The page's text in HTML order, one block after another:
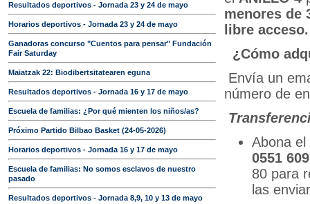
Resultados deportivos - Jornada 23 y 24 de mayo
Horarios deportivos - Jornada 23 y 24 de mayo
Ganadoras concurso "Cuentos para pensar" Fundación
Fair Saturday
Maiatzak 22: Biodibertsitatearen eguna
Resultados deportivos - Jornada 16 y 17 de mayo
Escuela de familias: ¿Por qué mienten los niños/as?
Próximo Partido Bilbao Basket (24-05-2026)
Horarios deportivos - Jornada 16 y 17 de mayo
Escuela de familias: No somos esclavos de nuestro
pasado
Resultados deportivos - Jornada 8,9, 10 y 13 de mayo
menores de
libre acceso.
¿Cómo
Envía un
número de
Abona
0551
80 para
las